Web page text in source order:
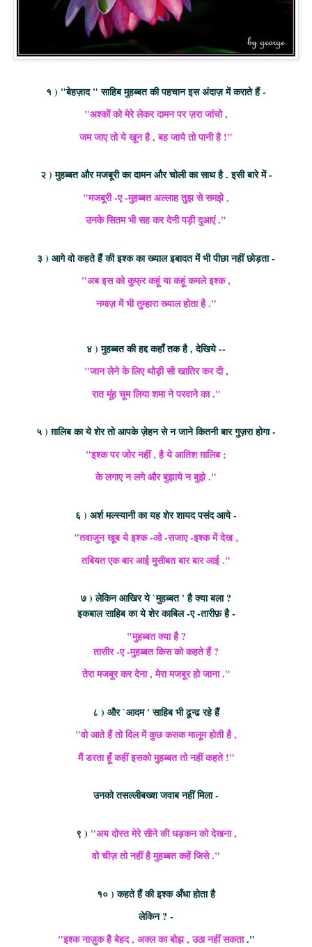
१ ) "बेहज़ाद " साहिब मुहब्बत की पहचान इस अंदाज़ में कराते हैं -
"अश्कों को मेरे लेकर दामन पर ज़रा जांचो ,
जम जाए तो ये खून है , बह जाये तो पानी है !"
२ ) मुहब्बत और मजबूरी का दामन और चोली का साथ है . इसी बारे में -
"मजबूरी -ए -मुहब्बत अल्लाह तुझ से समझे ,
उनके सितम भी सह कर देनी पड़ी दुआएं ."
३ ) आगे वो कहते हैं की इश्क का ख्याल इबादत में भी पीछा नहीं छोड़ता -
"अब इस को कुफ्र कहूं या कहूं कमले इश्क ,
नमाज़ में भी तुम्हारा ख्याल होता है ."
४ ) मुहब्बत की हद्द कहाँ तक है , देखिये --
"जान लेने के लिए थोड़ी सी खातिर कर दी ,
रात मूंह चूम लिया शमा ने परवाने का ."
५ ) ग़ालिब का ये शेर तो आपके ज़ेहन से न जाने कितनी बार गुज़रा होगा -
"इश्क पर जोर नहीं , है ये आतिश ग़ालिब ;
के लगाए न लगे और बुझाये न बुझे ."
६ ) अर्श मल्स्यानी का यह शेर शायद पसंद आये -
"तवाजुन खूब ये इश्क -ओ -सजाए -इश्क में देख ,
तबियत एक बार आई मुसीबत बार बार आई ."
७ ) लेकिन आखिर ये `मुहब्बत ' है क्या बला ?
इकबाल साहिब का ये शेर काबिल -ए -तारीफ़ है -
"मुहब्बत क्या है ?
तासीर -ए -मुहब्बत किस को कहते हैं ?
तेरा मजबूर कर देना , मेरा मजबूर हो जाना ."
८ ) और `आदम ' साहिब भी ढून्ढ रहे हैं
"वो आते हैं तो दिल में कुछ कसक मालूम होती है ,
मैं डरता हूँ कहीं इसको मुहब्बत तो नहीं कहते !"
उनको तसल्लीबख्श जवाब नहीं मिला -
९ ) "अय दोस्त मेरे सीने की धड़कन को देखना ,
वो चीज़ तो नहीं है मुहब्बत कहें जिसे ."
१० ) कहते हैं की इश्क अँधा होता है
लेकिन ? -
"इश्क नाज़ुक है बेहद , अक्ल का बोझ , उठा नहीं सकता."